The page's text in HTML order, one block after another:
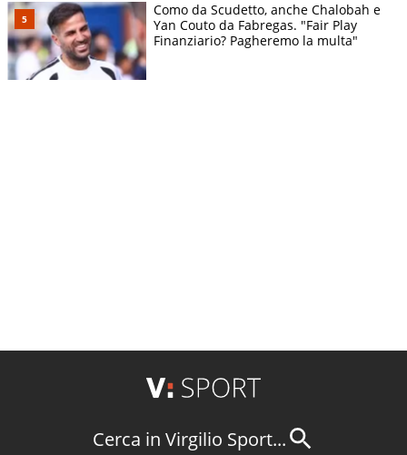
Como da Scudetto, anche Chalobah e
Yan Couto da Fabregas. "Fair Play
Finanziario? Pagheremo la multa"
Cerca in Virgilio Sport...